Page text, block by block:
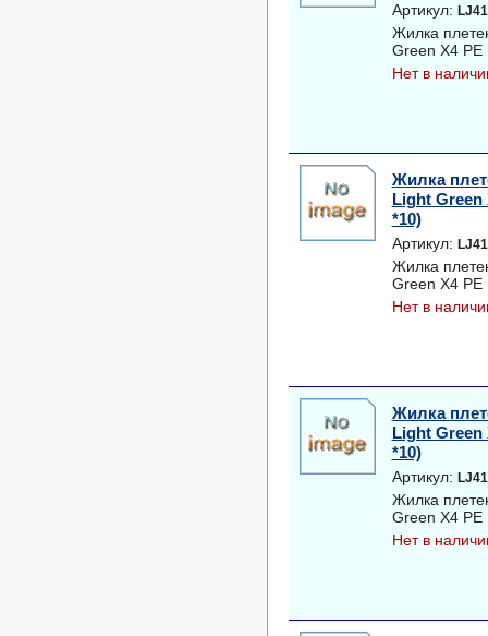
Артикул:
Жилка
Green Х4 PE
Нет в
Жилка
Light Green
*10)
Артикул:
Жилка
Green Х4 PE
Нет в
Жилка
Light Green
*10)
Артикул:
Жилка
Green Х4 PE
Нет в